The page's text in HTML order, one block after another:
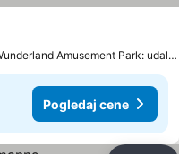
Fränkisches Wunderland Amusement Park: udaljenost 15.8 km
Pogledaj cene